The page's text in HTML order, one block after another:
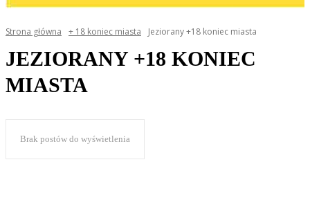
Strona główna + 18 koniec miasta Jeziorany +18 koniec miasta
JEZIORANY +18 KONIEC
MIASTA
Brak postów do wyświetlenia